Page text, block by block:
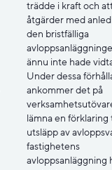
trädde i kraft och
åtgärder med
den bristfälliga
ännu inte hade
Under dessa
ankommer det på
lämna en förklaring
utsläpp av
fastighetens
avloppsanläggning